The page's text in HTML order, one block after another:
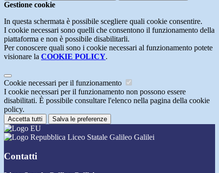
Gestione cookie
In questa schermata è possibile scegliere quali cookie consentire.
I cookie necessari sono quelli che consentono il funzionamento della
piattaforma e non è possibile disabilitarli.
Per conoscere quali sono i cookie necessari al funzionamento potete
visionare la COOKIE POLICY.
Cookie necessari per il funzionamento
I cookie necessari per il funzionamento non possono essere
disabilitati. È possibile consultare l'elenco nella pagina della cookie
policy.
Accetta tutti Salva le preferenze
Liceo Statale Galileo Galilei
Contatti